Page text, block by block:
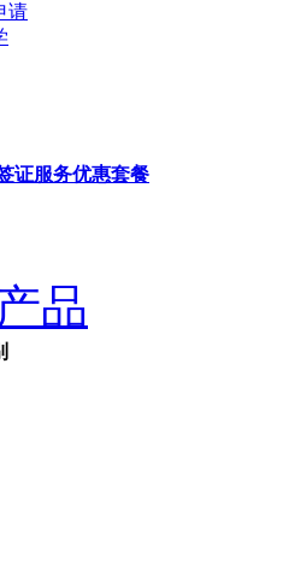
请
证服务优惠套餐
品